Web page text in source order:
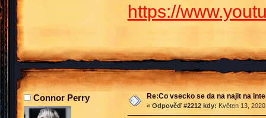
https://
Connor Perry Re:Co vsecko se da na najit na
« Odpověď #2212 kdy: Květen 13,